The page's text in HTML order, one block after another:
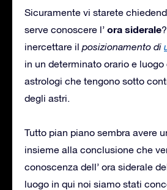
Sicuramente vi starete
serve conoscere l’ ora siderale
inercettare il posizionamento di
in un determinato orario e luogo
astrologi che tengono sotto
degli astri.
Tutto pian piano sembra avere
insieme alla conclusione che
conoscenza dell’ ora siderale
luogo in qui noi siamo stati